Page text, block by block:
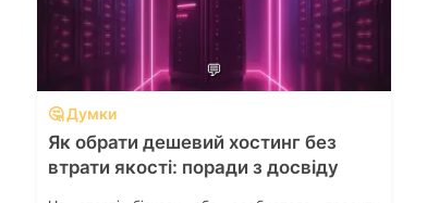
💬
🤔 Думки
Як обрати дешевий хостинг без
втрати якості: поради з досвіду